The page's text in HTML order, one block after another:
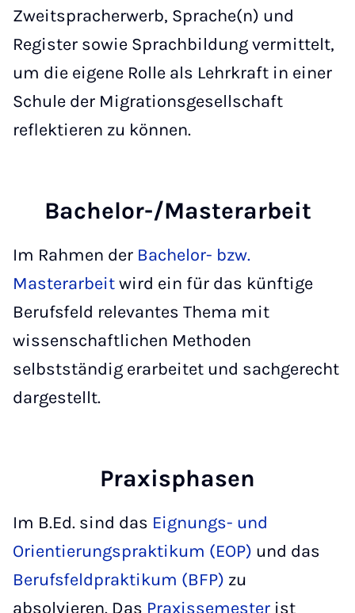
Zweitspracherwerb, Sprache(n) und
Register sowie Sprachbildung vermittelt,
um die eigene Rolle als Lehrkraft in einer
Schule der Migrationsgesellschaft
reflektieren zu können.
Bachelor-/Masterarbeit
Im Rahmen der Bachelor- bzw.
Masterarbeitwird ein für das künftige
Berufsfeld relevantes Thema mit
wissenschaftlichen Methoden
selbstständig erarbeitet und sachgerecht
dargestellt.
Praxisphasen
Im B.Ed. sind das Eignungs- und
Orientierungspraktikum (EOP) und das
Berufsfeldpraktikum (BFP) zu
absolvieren. Das Praxissemester ist